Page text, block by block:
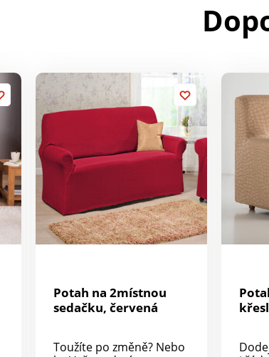
Potah na 2místnou
sedačku, červená
Toužíte po změně? Nebo